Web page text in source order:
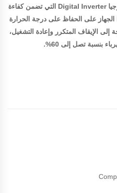
مساحة تصل إلى 27 متر²، بتكنولوجيا Digital Inverter التي تضمن كفاءة
على الحفاظ على درجة الحرارة
الإيقاف المتكرر وإعادة التشغيل،
بنسبة تصل إلى 60%.